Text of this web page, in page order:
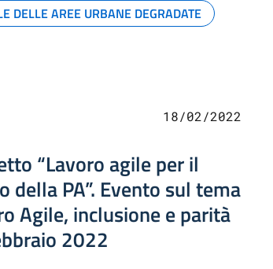
DELLE AREE URBANE DEGRADATE
18/02/2022
“Lavoro agile per il
della PA”. Evento sul tema
Agile, inclusione e parità
2022